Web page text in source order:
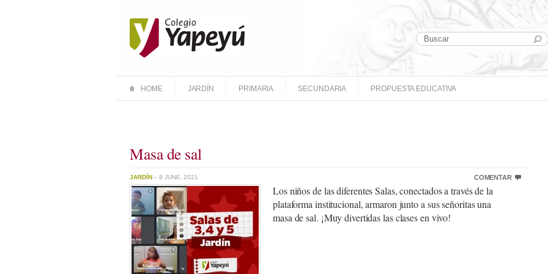
HOME JARDÍN PRIMARIA SECUNDARIA PROPUESTA EDUCATIVA
Masa de sal
JARDÍN– 9 JUNE, 2021 COMENTAR
Los niños de las diferentes Salas, conectados a través de la
plataforma institucional, armaron junto a sus señoritas una
masa de sal. ¡Muy divertidas las clases en vivo!